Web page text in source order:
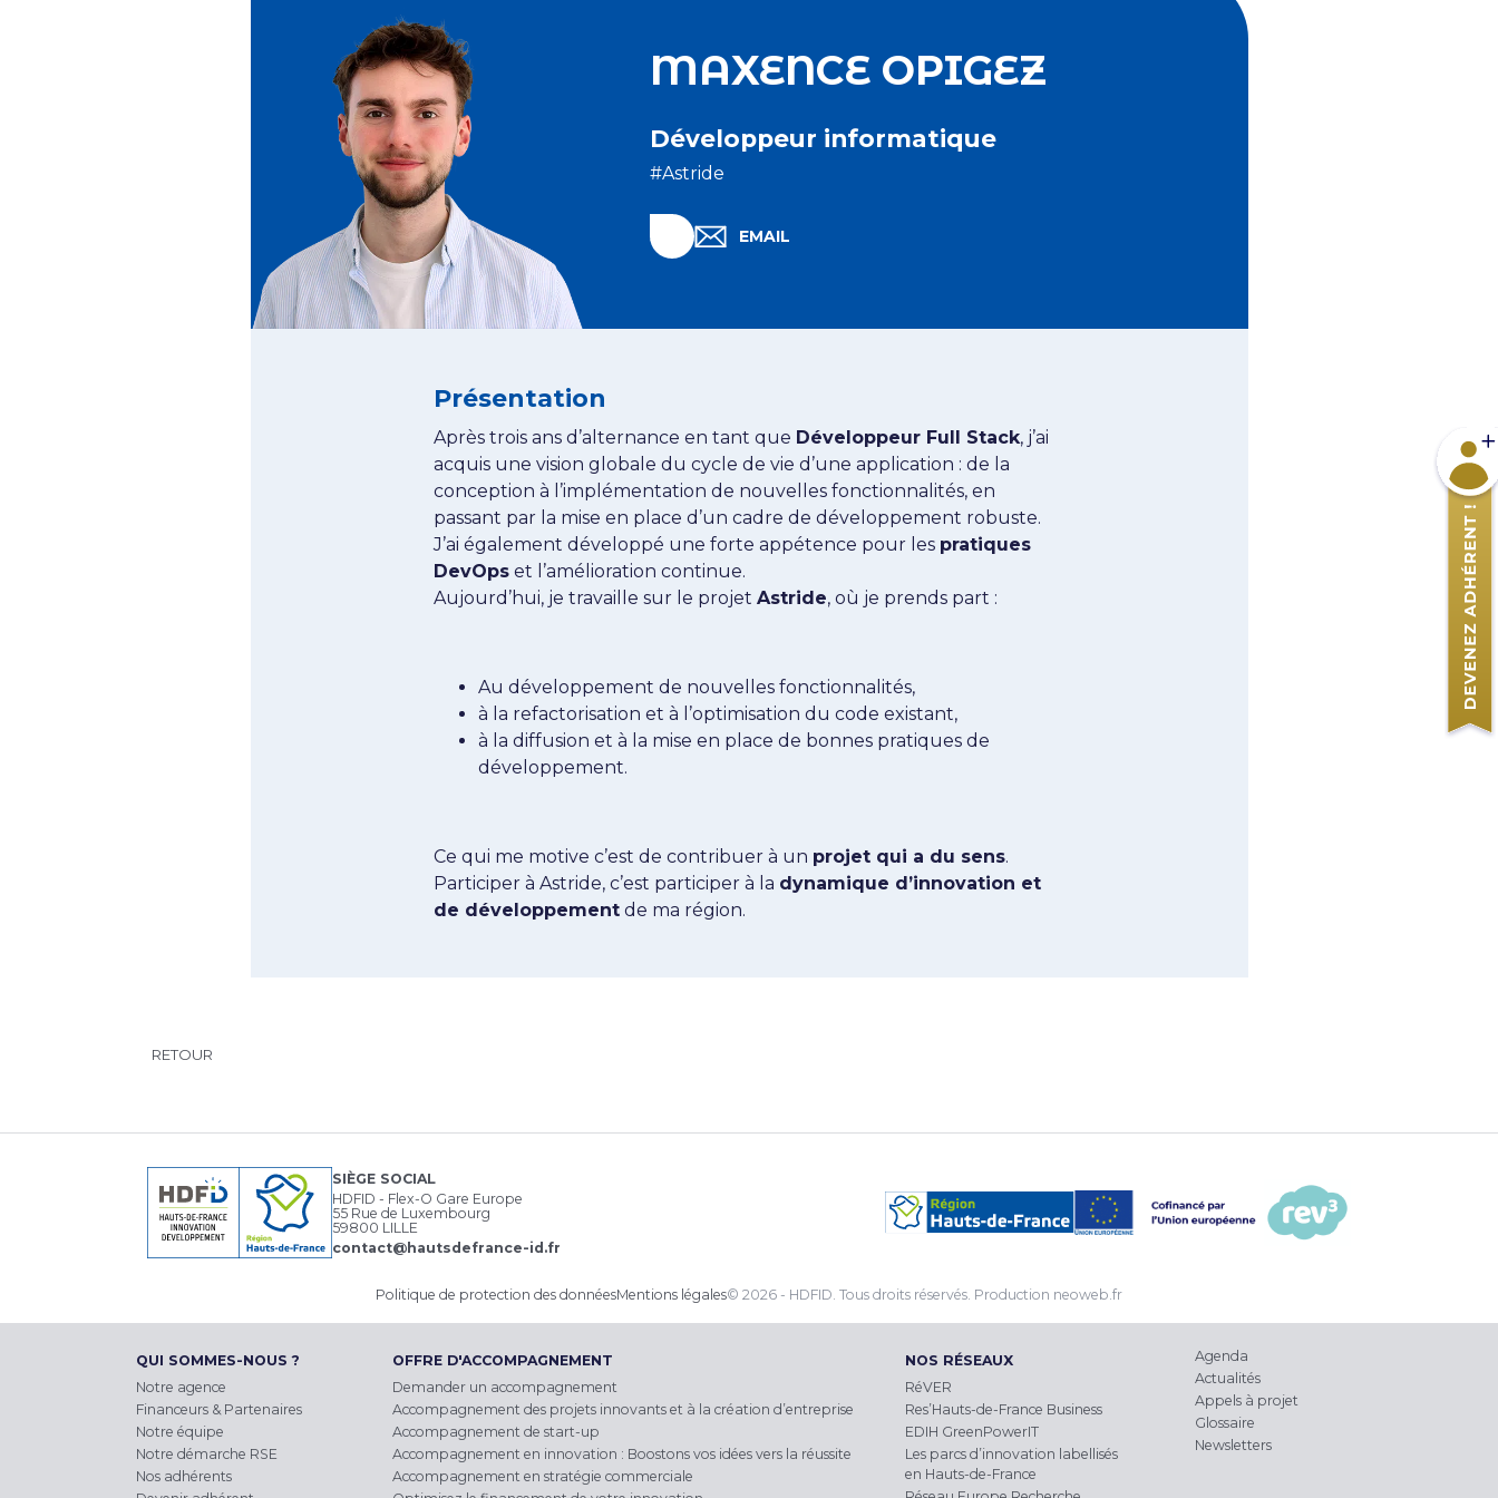
MAXENCE OPIGEZ
Développeur informatique
#Astride
Linkedin Maxence OPIGEZ
EMAIL MAXENCE OPIGEZ
EMAIL
Présentation
Après trois ans d’alternance en tant que Développeur Full Stack, j’ai
acquis une vision globale du cycle de vie d’une application : de la
conception à l’implémentation de nouvelles fonctionnalités, en
passant par la mise en place d’un cadre de développement robuste.
J’ai également développé une forte appétence pour les pratiques
DevOpset l’amélioration continue.
Aujourd’hui, je travaille sur le projet Astride, où je prends part :
Au développement de nouvelles fonctionnalités,
à la refactorisation et à l’optimisation du code existant,
à la diffusion et à la mise en place de bonnes pratiques de
développement.
Ce qui me motive c’est de contribuer à un projet qui a du sens.
Participer à Astride, c’est participer à la dynamique d’innovation et
de développementde ma région.
RETOUR
SIÈGE SOCIAL
HDFID - Flex-O Gare Europe
55 Rue de Luxembourg
59800 LILLE
contact@hautsdefrance-id.fr
Politique de protection des donnéesMentions légales© 2026 - HDFID. Tous droits réservés. Production neoweb.fr
QUI SOMMES-NOUS ?
Notre agence
Financeurs & Partenaires
Notre équipe
Notre démarche RSE
Nos adhérents
OFFRE D'ACCOMPAGNEMENT
Demander un accompagnement
Accompagnement des projets innovants et à la création d’entreprise
Accompagnement de start-up
Accompagnement en innovation : Boostons vos idées vers la réussite
Accompagnement en stratégie commerciale
NOS RÉSEAUX
RéVER
Res’Hauts-de-France Business
EDIH GreenPowerIT
Les parcs d’innovation labellisés
en Hauts-de-France
Agenda
Actualités
Appels à projet
Glossaire
Newsletters